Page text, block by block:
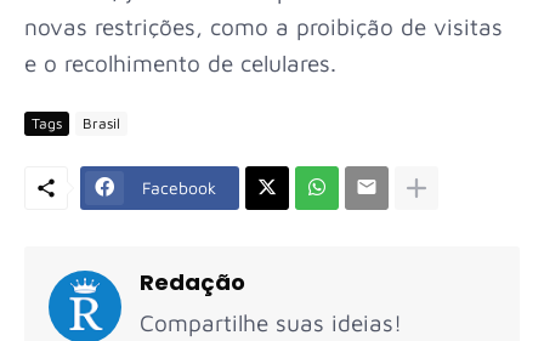
novas restrições, como a proibição de visitas
e o recolhimento de celulares.
Tags Brasil
Facebook
Redação
Compartilhe suas ideias!